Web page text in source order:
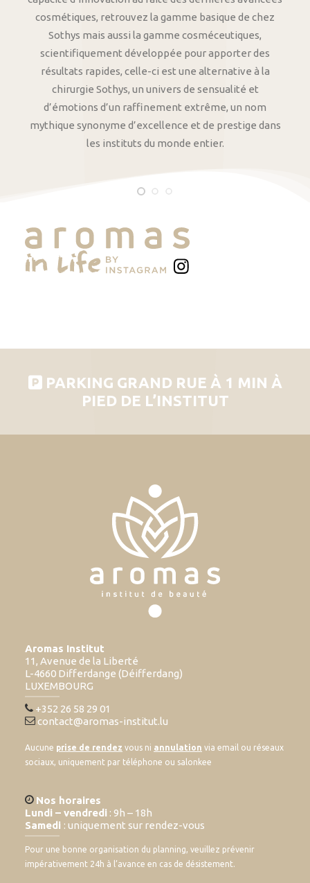
cosmétiques, retrouvez la gamme basique de chez
Sothys mais aussi la gamme cosméceutiques,
scientifiquement développée pour apporter des
résultats rapides, celle-ci est une alternative à la
chirurgie Sothys, un univers de sensualité et
d’émotions d’un raffinement extrême, un nom
mythique synonyme d’excellence et de prestige dans
les instituts du monde entier.
PARKING GRAND RUE À 1 MIN À
PIED DE L’INSTITUT
Aromas Institut
11, Avenue de la Liberté
L-4660 Differdange (Déifferdang)
LUXEMBOURG
+352 26 58 29 01
contact@aromas-institut.lu
Aucune prise de rendez vous ni annulation via email ou réseaux
sociaux, uniquement par téléphone ou salonkee
Nos horaires
Lundi – vendredi : 9h – 18h
Samedi : uniquement sur rendez-vous
Pour une bonne organisation du planning, veuillez prévenir
impérativement 24h à l’avance en cas de désistement.